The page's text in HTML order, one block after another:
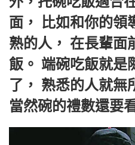
面， 比如和你的領
熟的人， 在長輩面
飯。 端碗吃飯就是
了， 熟悉的人就無
當然碗的禮數還要